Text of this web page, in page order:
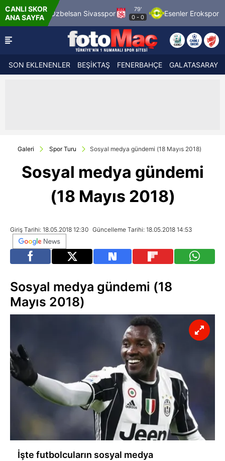
CANLI SKOR
ANA SAYFA
Özbelsan Sivasspor
0-0 Esenler Erokspor
SON EKLENENLER BEŞİKTAŞ FENERBAHÇE GALATASARAY
Galeri Spor Turu Sosyal medya gündemi (18 Mayıs 2018)
Sosyal medya gündemi
(18 Mayıs 2018)
Giriş Tarihi: 18.05.2018 12:30 Güncelleme Tarihi: 18.05.2018 14:53
Sosyal medya gündemi (18
Mayıs 2018)
İşte futbolcuların sosyal medya